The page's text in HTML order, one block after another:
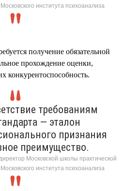
института психоанализа
получение обязательной
прохождение оценки,
конкурентоспособность.
требованиям
— эталон
признания
преимущество.
Московской школы практической
института психоанализа